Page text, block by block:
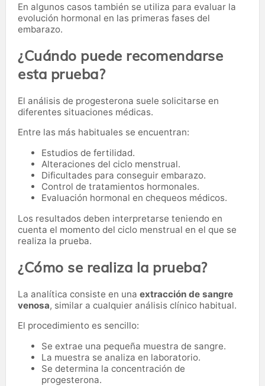
En algunos casos también se utiliza para evaluar la
evolución hormonal en las primeras fases del
embarazo.
¿Cuándo puede recomendarse
esta prueba?
El análisis de progesterona suele solicitarse en
diferentes situaciones médicas.
Entre las más habituales se encuentran:
Estudios de fertilidad.
Alteraciones del ciclo menstrual.
Dificultades para conseguir embarazo.
Control de tratamientos hormonales.
Evaluación hormonal en chequeos médicos.
Los resultados deben interpretarse teniendo en
cuenta el momento del ciclo menstrual en el que se
realiza la prueba.
¿Cómo se realiza la prueba?
La analítica consiste en una extracción de sangre
venosa, similar a cualquier análisis clínico habitual.
El procedimiento es sencillo:
Se extrae una pequeña muestra de sangre.
La muestra se analiza en laboratorio.
Se determina la concentración de
progesterona.